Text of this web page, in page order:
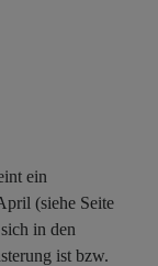
ein
(siehe Seite
in den
ist bzw.